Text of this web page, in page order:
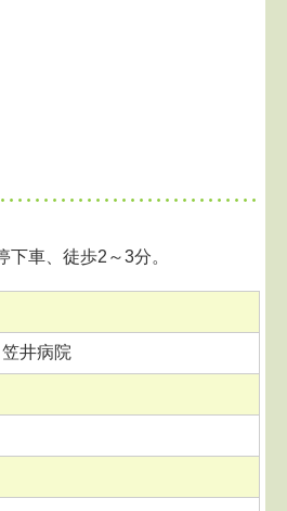
下車、徒歩2～3分。
井病院